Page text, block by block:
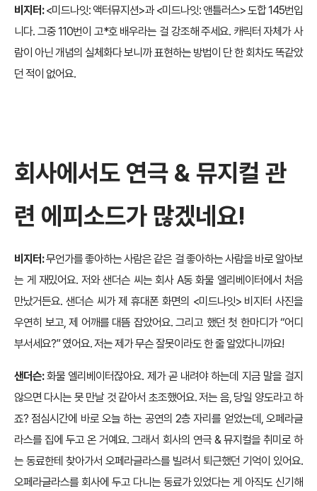
비지터:<미드나잇: 액터뮤지션>과 <미드나잇: 앤틀러스> 도합 145번입
니다. 그중 110번이 고*호 배우라는 걸 강조해 주세요. 캐릭터 자체가 사
람이 아닌 개념의 실체화다 보니까 표현하는 방법이 단 한 회차도 똑같았
던 적이 없어요.
회사에서도 연극 & 뮤지컬 관
련 에피소드가 많겠네요!
비지터:무언가를 좋아하는 사람은 같은 걸 좋아하는 사람을 바로 알아보
는 게 재밌어요. 저와 샌더슨 씨는 회사 A동 화물 엘리베이터에서 처음
만났거든요. 샌더슨 씨가 제 휴대폰 화면의 <미드나잇> 비지터 사진을
우연히 보고, 제 어깨를 대뜸 잡았어요. 그리고 했던 첫 한마디가 “어디
부서세요?” 였어요. 저는 제가 무슨 잘못이라도 한 줄 알았다니까요!
샌더슨:화물 엘리베이터잖아요. 제가 곧 내려야 하는데 지금 말을 걸지
않으면 다시는 못 만날 것 같아서 초조했어요. 저는 음, 당일 양도라고 하
죠? 점심시간에 바로 오늘 하는 공연의 2층 자리를 얻었는데, 오페라글
라스를 집에 두고 온 거예요. 그래서 회사의 연극 & 뮤지컬을 취미로 하
는 동료한테 찾아가서 오페라글라스를 빌려서 퇴근했던 기억이 있어요.
오페라글라스를 회사에 두고 다니는 동료가 있었다는 게 아직도 신기해